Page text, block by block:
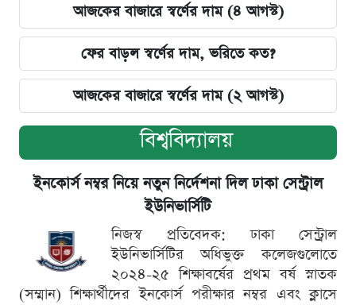
আজকের বাজারে স্বর্ণের দাম (৪ আগস্ট)
ফের বাড়ল স্বর্ণের দাম, ভরিতে কত?
আজকের বাজারে স্বর্ণের দাম (২ আগস্ট)
বিশ্ববিদ্যালয়
ইনকোর্স নম্বর নিয়ে নতুন নির্দেশনা দিল ঢাকা সেন্ট্রাল
ইউনিভার্সিটি
নিজস্ব প্রতিবেদক: ঢাকা সেন্ট্রাল
ইউনিভার্সিটির অধিভুক্ত কলেজগুলোতে
২০২৪-২৫ শিক্ষাবর্ষের প্রথম বর্ষ স্নাতক
(সম্মান) শিক্ষার্থীদের ইনকোর্স পরীক্ষার নম্বর এবং ক্লাসে